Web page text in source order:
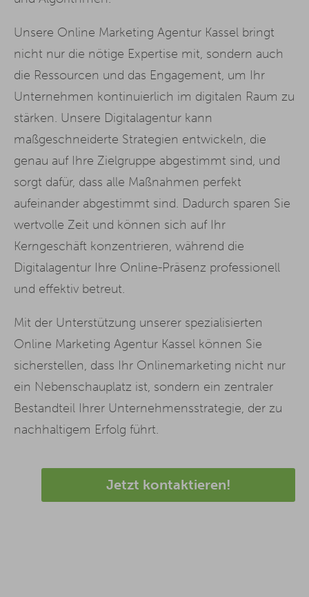
Unsere Online Marketing Agentur Kassel bringt
nicht nur die nötige Expertise mit, sondern auch
die Ressourcen und das Engagement, um Ihr
Unternehmen kontinuierlich im digitalen Raum zu
stärken. Unsere Digitalagentur kann
maßgeschneiderte Strategien entwickeln, die
genau auf Ihre Zielgruppe abgestimmt sind, und
sorgt dafür, dass alle Maßnahmen perfekt
aufeinander abgestimmt sind. Dadurch sparen Sie
wertvolle Zeit und können sich auf Ihr
Kerngeschäft konzentrieren, während die
Digitalagentur Ihre Online-Präsenz professionell
und effektiv betreut.
Mit der Unterstützung unserer spezialisierten
Online Marketing Agentur Kassel können Sie
sicherstellen, dass Ihr Onlinemarketing nicht nur
ein Nebenschauplatz ist, sondern ein zentraler
Bestandteil Ihrer Unternehmensstrategie, der zu
nachhaltigem Erfolg führt.
Jetzt kontaktieren!